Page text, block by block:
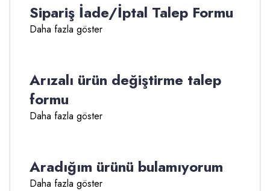
Sipariş İade/İptal Talep Formu
Daha fazla göster
Arızalı ürün değiştirme talep
formu
Daha fazla göster
Aradığım ürünü bulamıyorum
Daha fazla göster